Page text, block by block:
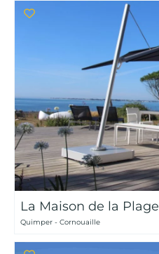
La Maison de la Plage
Quimper - Cornouaille